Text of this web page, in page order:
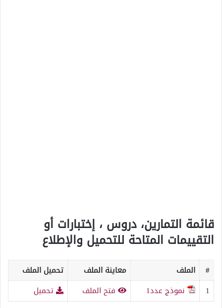
قائمة التمارين، دروس ، إختبارات أو
التقييمات المتاحة للتحميل والإطلاع
# الملف معاينة الملف
تحميل الملف
1
نموذج عدد1 فتح الملف تحميل